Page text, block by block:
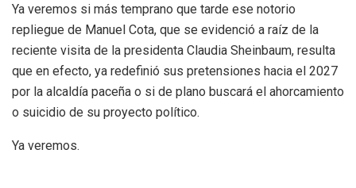
Ya veremos si más temprano que tarde ese notorio
repliegue de Manuel Cota, que se evidenció a raíz de la
reciente visita de la presidenta Claudia Sheinbaum, resulta
que en efecto, ya redefinió sus pretensiones hacia el 2027
por la alcaldía paceña o si de plano buscará el ahorcamiento
o suicidio de su proyecto político.
Ya veremos.